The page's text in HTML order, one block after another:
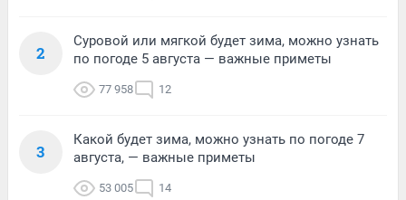
2
Суровой или мягкой будет зима, можно узнать
по погоде 5 августа — важные приметы
77 958 12
3
Какой будет зима, можно узнать по погоде 7
августа, — важные приметы
53 005 14